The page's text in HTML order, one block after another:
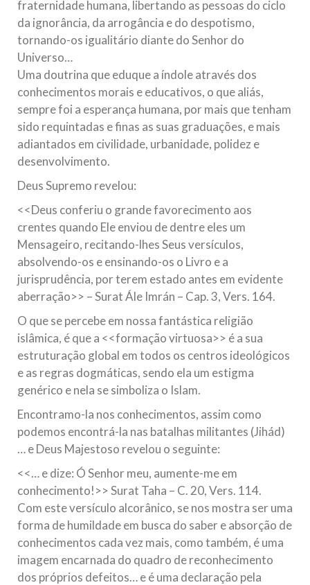
fraternidade humana, libertando as pessoas do ciclo
da ignorância, da arrogância e do despotismo,
tornando-os igualitário diante do Senhor do
Universo…
Uma doutrina que eduque a índole através dos
conhecimentos morais e educativos, o que aliás,
sempre foi a esperança humana, por mais que tenham
sido requintadas e finas as suas graduações, e mais
adiantados em civilidade, urbanidade, polidez e
desenvolvimento.
Deus Supremo revelou:
<<Deus conferiu o grande favorecimento aos
crentes quando Ele enviou de dentre eles um
Mensageiro, recitando-lhes Seus versículos,
absolvendo-os e ensinando-os o Livro e a
jurisprudência, por terem estado antes em evidente
aberração>> – Surat Ále Imrán – Cap. 3, Vers. 164.
O que se percebe em nossa fantástica religião
islâmica, é que a <<formação virtuosa>> é a sua
estruturação global em todos os centros ideológicos
e as regras dogmáticas, sendo ela um estigma
genérico e nela se simboliza o Islam.
Encontramo-la nos conhecimentos, assim como
podemos encontrá-la nas batalhas militantes (Jihád)
… e Deus Majestoso revelou o seguinte:
<<… e dize: Ó Senhor meu, aumente-me em
conhecimento!>> Surat Taha – C. 20, Vers. 114.
Com este versículo alcorânico, se nos mostra ser uma
forma de humildade em busca do saber e absorção de
conhecimentos cada vez mais, como também, é uma
imagem encarnada do quadro de reconhecimento
dos próprios defeitos… e é uma declaração pela